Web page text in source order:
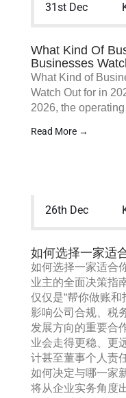
31st Dec
What Kind Of
Businesses
What Kind of
Watch Out for in
2026, the
Read More →
26th Dec
如何选择一家适
如何选择一家适合
业主的全面决策指
仅仅是“帮你做账和
影响公司合规、税
发展方向的重要合
业会走得更稳、更
计甚至董事个人责
如何决定与哪一家
将从企业实务角度